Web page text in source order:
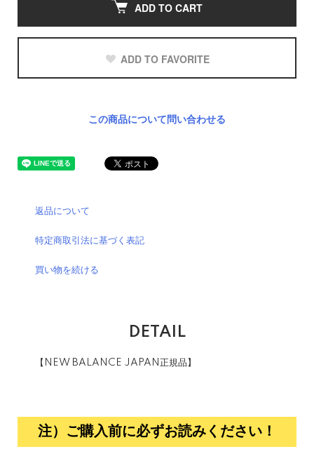
ADD TO CART
ADD TO FAVORITE
この商品について問い合わせる
返品について
特定商取引法に基づく表記
買い物を続ける
DETAIL
【NEW BALANCE JAPAN正規品】
注）ご購入前に必ずお読みください！